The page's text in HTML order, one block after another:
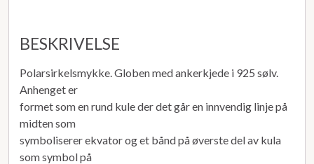
BESKRIVELSE
Polarsirkelsmykke. Globen med ankerkjede i 925 sølv.
Anhenget er
formet som en rund kule der det går en innvendig linje på
midten som
symboliserer ekvator og et bånd på øverste del av kula
som symbol på